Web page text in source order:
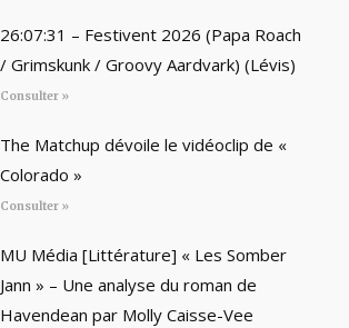
26:07:31 – Festivent 2026 (Papa Roach
/ Grimskunk / Groovy Aardvark) (Lévis)
Consulter »
The Matchup dévoile le vidéoclip de «
Colorado »
Consulter »
MU Média [Littérature] « Les Somber
Jann » – Une analyse du roman de
Havendean par Molly Caisse-Vee